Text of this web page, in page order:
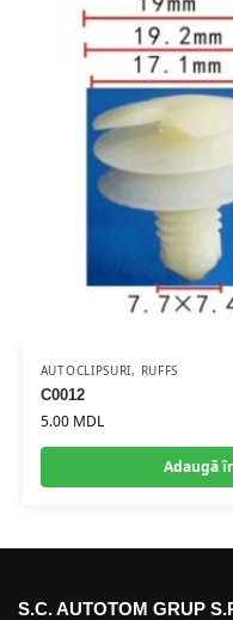
AUTOCLIPSURI, RUFFS
C0012
5.00 MDL
Adaugă
S.C. AUTOTOM GRUP